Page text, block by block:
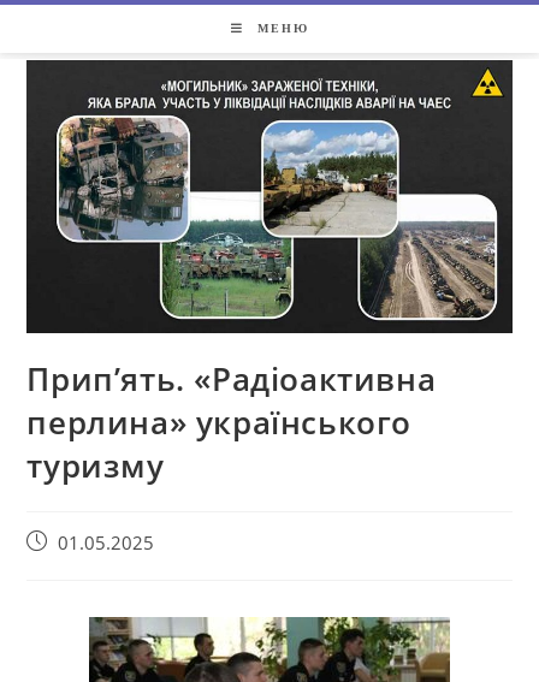
МЕНЮ
Прип’ять. «Радіоактивна
перлина» українського
туризму
01.05.2025